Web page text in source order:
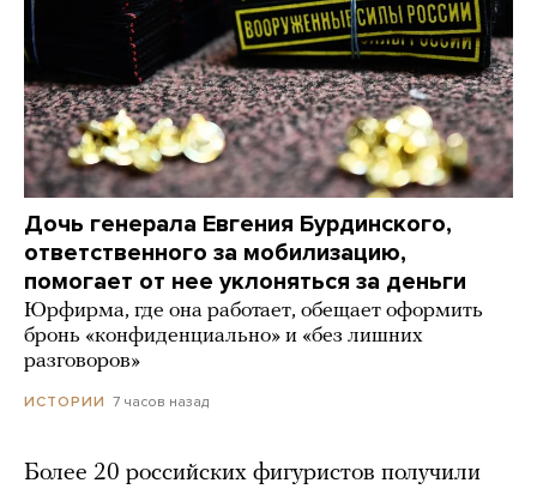
Дочь генерала Евгения Бурдинского,
ответственного за мобилизацию,
помогает от нее уклоняться за деньги
Юрфирма, где она работает, обещает оформить
бронь «конфиденциально» и «без лишних
разговоров»
ИСТОРИИ 7 часов назад
Более 20 российских фигуристов получили